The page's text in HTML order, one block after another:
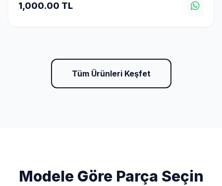
1,000.00 TL
Tüm Ürünleri Keşfet
Modele Göre Parça Seçin